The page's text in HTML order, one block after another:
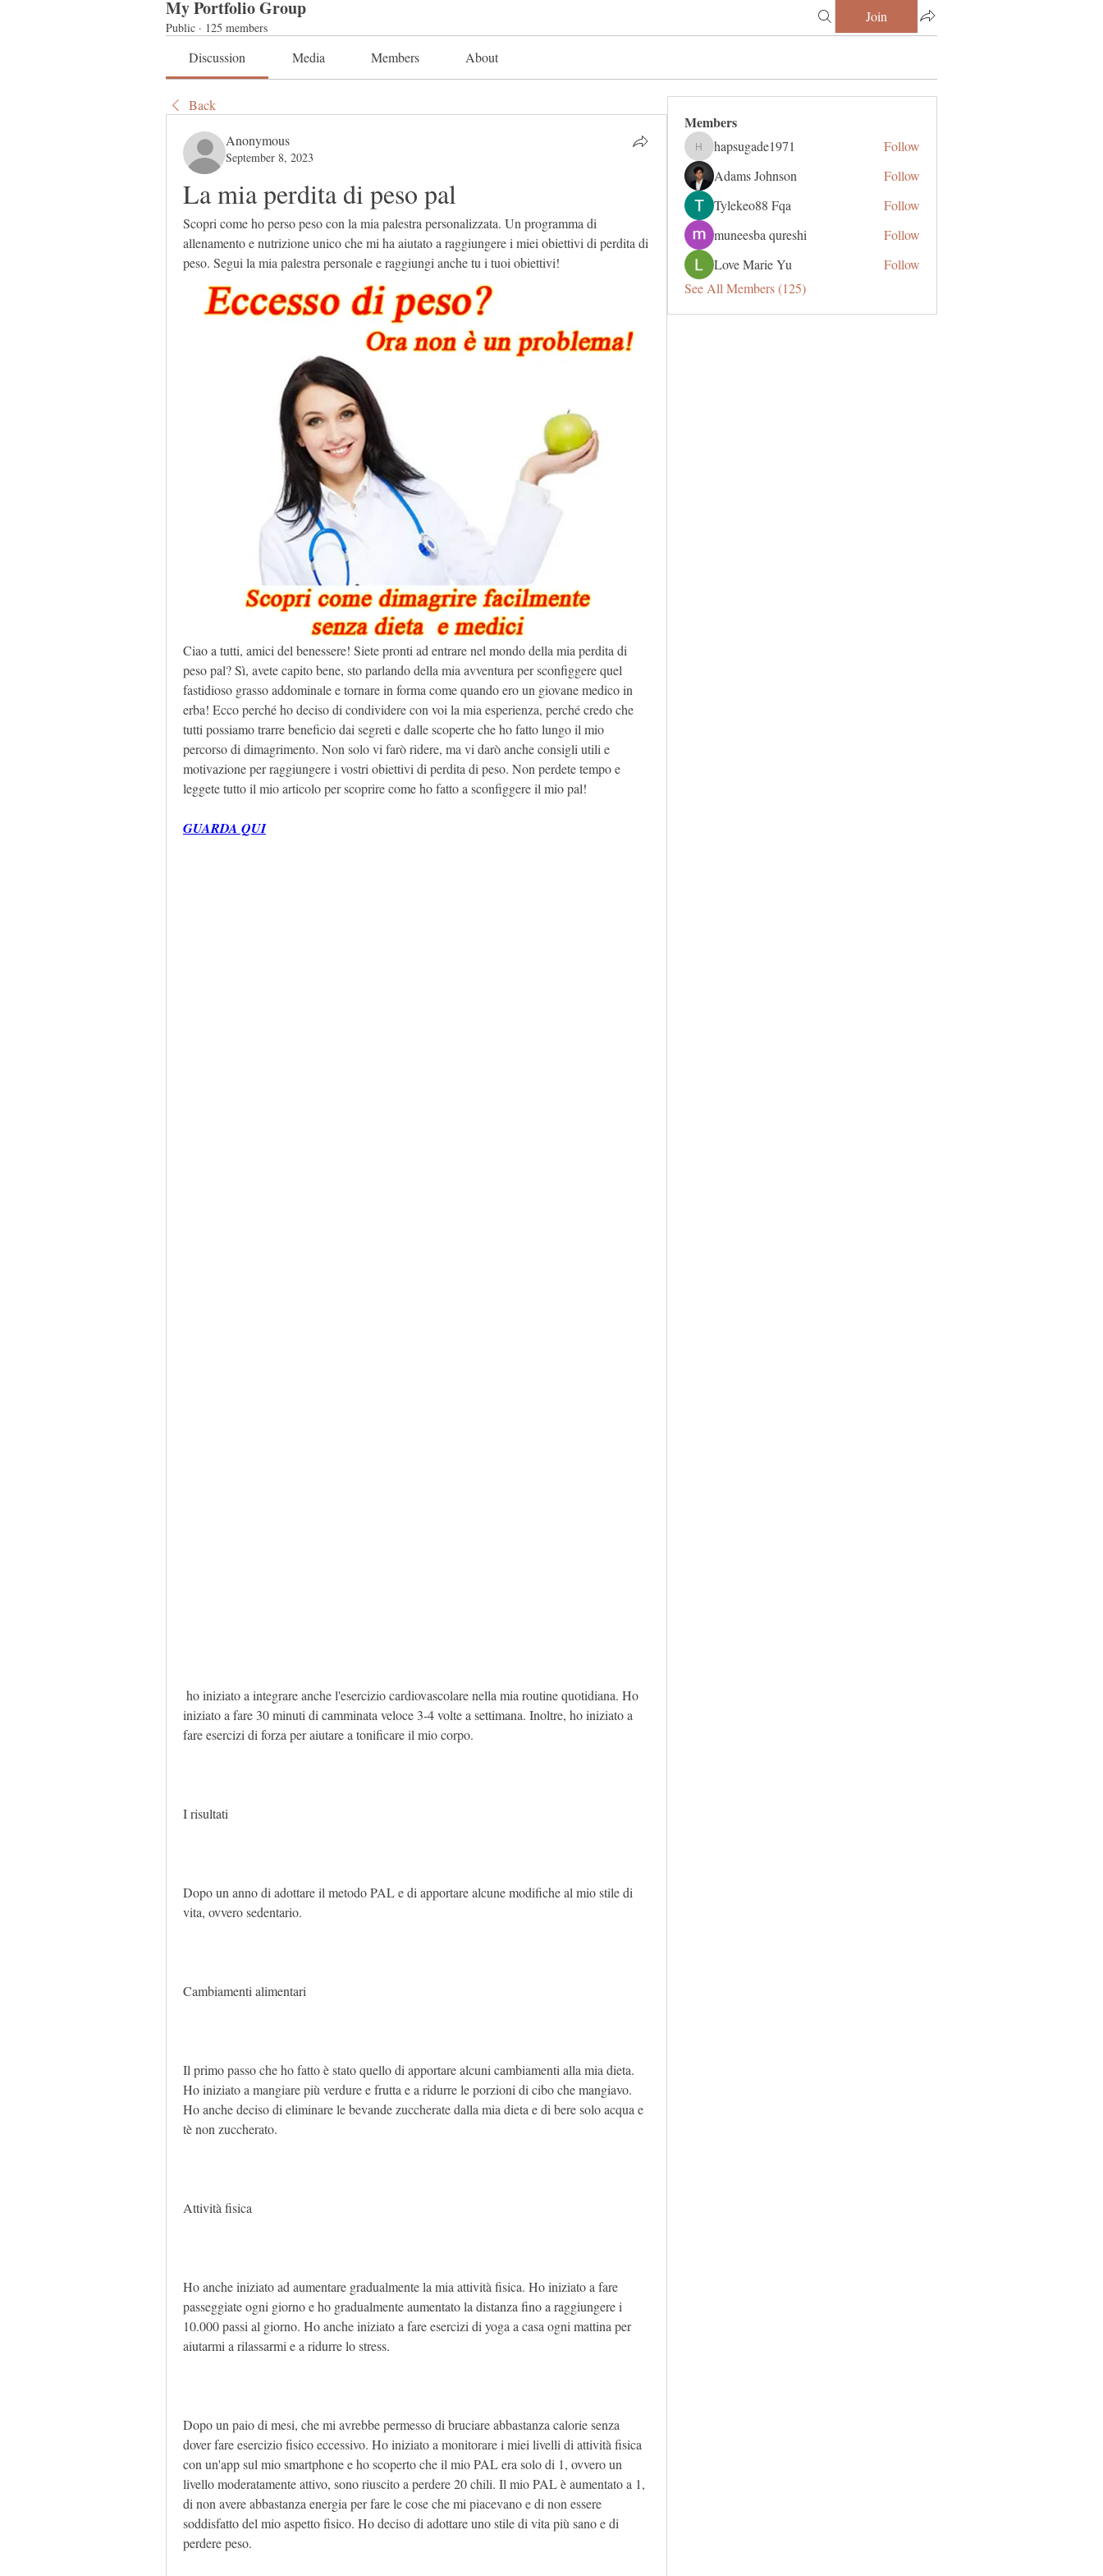
My Portfolio Group
Public · 125 members
Join
Discussion Media Members About
Back
Anonymous
September 8, 2023
La mia perdita di peso pal
Scopri come ho perso peso con la mia palestra personalizzata. Un programma di
allenamento e nutrizione unico che mi ha aiutato a raggiungere i miei obiettivi di perdita di
peso. Segui la mia palestra personale e raggiungi anche tu i tuoi obiettivi!
Ciao a tutti, amici del benessere! Siete pronti ad entrare nel mondo della mia perdita di
peso pal? Sì, avete capito bene, sto parlando della mia avventura per sconfiggere quel
fastidioso grasso addominale e tornare in forma come quando ero un giovane medico in
erba! Ecco perché ho deciso di condividere con voi la mia esperienza, perché credo che
tutti possiamo trarre beneficio dai segreti e dalle scoperte che ho fatto lungo il mio
percorso di dimagrimento. Non solo vi farò ridere, ma vi darò anche consigli utili e
motivazione per raggiungere i vostri obiettivi di perdita di peso. Non perdete tempo e
leggete tutto il mio articolo per scoprire come ho fatto a sconfiggere il mio pal!
GUARDA QUI
iniziato a fare 30 minuti di camminata veloce 3-4 volte a settimana. Inoltre, ho iniziato a
fare esercizi di forza per aiutare a tonificare il mio corpo.
I risultati
Dopo un anno di adottare il metodo PAL e di apportare alcune modifiche al mio stile di
vita, ovvero sedentario.
Cambiamenti alimentari
Il primo passo che ho fatto è stato quello di apportare alcuni cambiamenti alla mia dieta.
Ho iniziato a mangiare più verdure e frutta e a ridurre le porzioni di cibo che mangiavo.
Ho anche deciso di eliminare le bevande zuccherate dalla mia dieta e di bere solo acqua e
tè non zuccherato.
Attività fisica
Ho anche iniziato ad aumentare gradualmente la mia attività fisica. Ho iniziato a fare
passeggiate ogni giorno e ho gradualmente aumentato la distanza fino a raggiungere i
10.000 passi al giorno. Ho anche iniziato a fare esercizi di yoga a casa ogni mattina per
aiutarmi a rilassarmi e a ridurre lo stress.
Dopo un paio di mesi, che mi avrebbe permesso di bruciare abbastanza calorie senza
dover fare esercizio fisico eccessivo. Ho iniziato a monitorare i miei livelli di attività fisica
con un'app sul mio smartphone e ho scoperto che il mio PAL era solo di 1, ovvero un
livello moderatamente attivo, sono riuscito a perdere 20 chili. Il mio PAL è aumentato a 1,
di non avere abbastanza energia per fare le cose che mi piacevano e di non essere
soddisfatto del mio aspetto fisico. Ho deciso di adottare uno stile di vita più sano e di
perdere peso.
Members
hapsugade1971
hapsugade1971
Follow
Adams Johnson
Follow
Tylekeo88 Fqa
Follow
muneesba qureshi
Follow
Love Marie Yu
Follow
See All Members (125)